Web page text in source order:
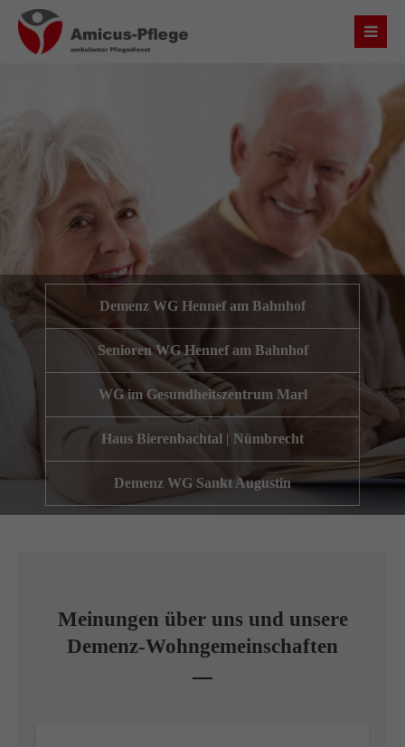
Login
Passwort
Anmelden
Register |Lost your password?
Über uns
Wir haben uns als ambulanter Pflegedienst auf
Wohngemeinschaften für Senioren spezialisiert. Mit der
Spezialisierung im Bereich Demenz erleben wir immer wieder
GUTEStun.
Wir sagenDANKEfür Ihr Feedback!
Kontakt
Amicus Pflege GmbH & Co KG
Demenz WG Hennef am Bahnhof
Senioren WG Hennef am Bahnhof
WG im Gesundheitszentrum Marl
Haus Bierenbachtal | Nümbrecht
Demenz WG Sankt Augustin
Meinungen über uns und unsere
Demenz-Wohngemeinschaften